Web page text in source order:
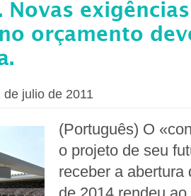
Novas
orçamento
julio de 2011
(Português) O
o projeto de seu
receber a abertura